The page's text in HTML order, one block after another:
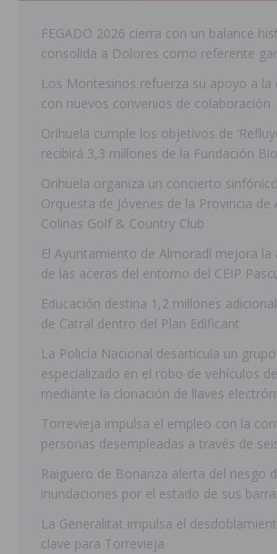
FEGADO 2026 cierra con un balance
consolida a Dolores como referente
Los Montesinos refuerza su apoyo a la
con nuevos convenios de colaboración
Orihuela cumple los objetivos de
recibirá 3,3 millones de la Fundación
Orihuela organiza un concierto
Orquesta de Jóvenes de la Provincia de
Colinas Golf & Country Club
El Ayuntamiento de Almoradí mejora la
de las aceras del entorno del CEIP
Educación destina 1,2 millones
de Catral dentro del Plan Edificant
La Policía Nacional desarticula un
especializado en el robo de vehículos
mediante la clonación de llaves
Torrevieja impulsa el empleo con la
personas desempleadas a través de
Raiguero de Bonanza alerta del riesgo
inundaciones por el estado de sus
La Generalitat impulsa el
clave para Torrevieja